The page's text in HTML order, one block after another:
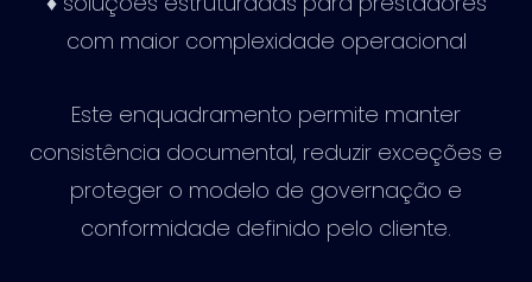
com maior complexidade operacional
Este enquadramento permite manter
consistência documental, reduzir exceções e
proteger o modelo de governação e
conformidade definido pelo cliente.